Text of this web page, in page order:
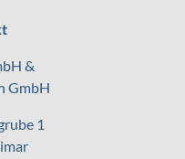
&
GmbH
1